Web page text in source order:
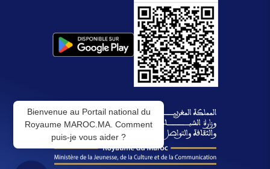
Bienvenue au Portail national du
Royaume MAROC.MA. Comment
puis-je vous aider ?